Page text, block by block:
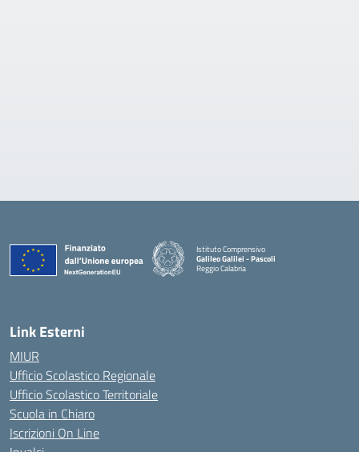
Istituto Comprensivo
Galileo Galilei - Pascoli
Reggio Calabria
Link Esterni
MIUR
Ufficio Scolastico Regionale
Ufficio Scolastico Territoriale
Scuola in Chiaro
Iscrizioni On Line